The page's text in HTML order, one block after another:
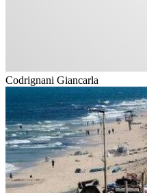
Codrignani Giancarla